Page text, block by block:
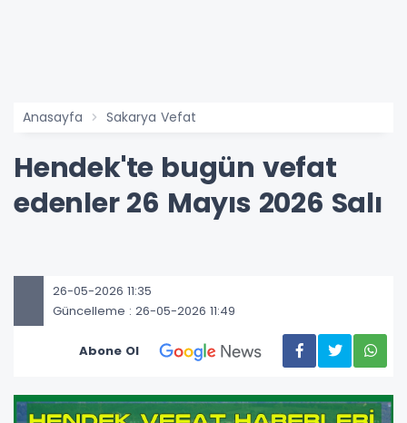
Anasayfa Sakarya Vefat
Hendek'te bugün vefat
edenler 26 Mayıs 2026 Salı
26-05-2026 11:35
Güncelleme : 26-05-2026 11:49
Abone Ol